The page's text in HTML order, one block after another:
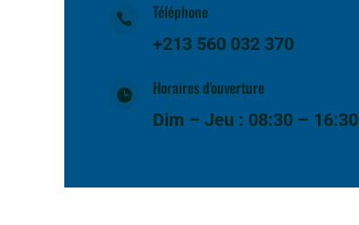

Téléphone
+213 560 032 370

Horaires d'ouverture
Dim – Jeu : 08:30 – 16:30